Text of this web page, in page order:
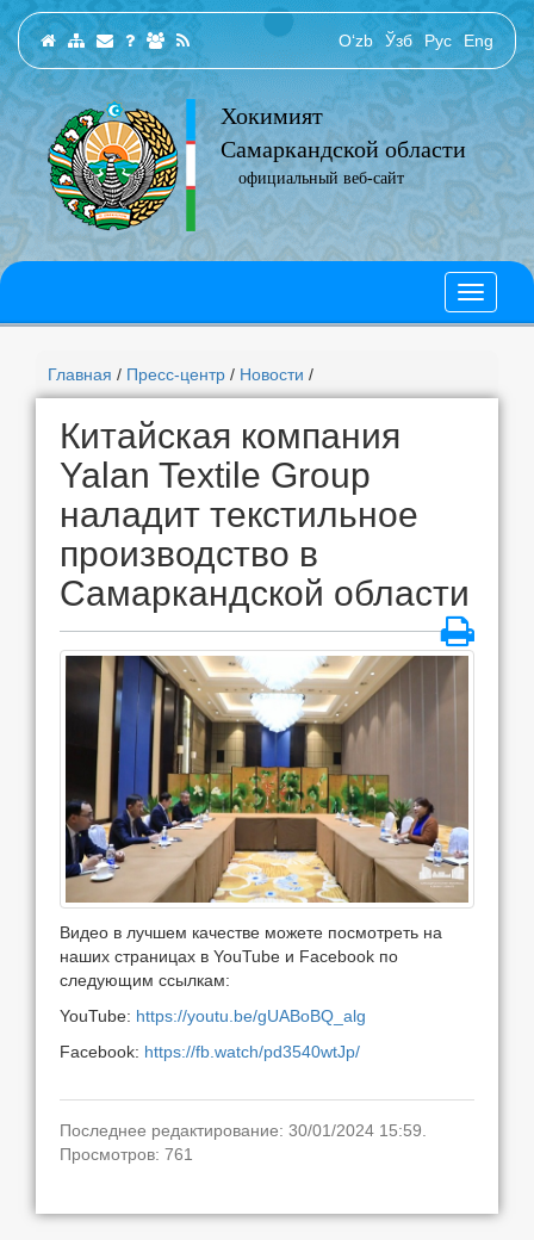
O‘zb Ўзб Рус Eng
Хокимият
Самаркандской области
официальный веб-сайт
Главная / Пресс-центр / Новости /
Китайская компания
Yalan Textile Group
наладит текстильное
производство в
Самаркандской области
Видео в лучшем качестве можете посмотреть на
наших страницах в YouTube и Facebook по
следующим ссылкам:
YouTube: https://youtu.be/gUABoBQ_alg
Facebook: https://fb.watch/pd3540wtJp/
Последнее редактирование: 30/01/2024 15:59.
Просмотров: 761